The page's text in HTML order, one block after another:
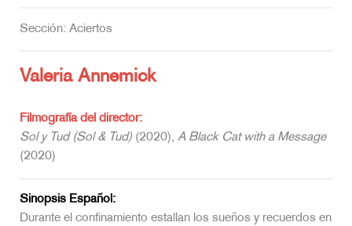
Sección: Aciertos
Valeria Annemick
Filmografía del director:
Sol y Tud (Sol & Tud) (2020), A Black Cat with a Message
(2020)
Sinopsis Español:
Durante el confinamiento estallan los sueños y recuerdos en